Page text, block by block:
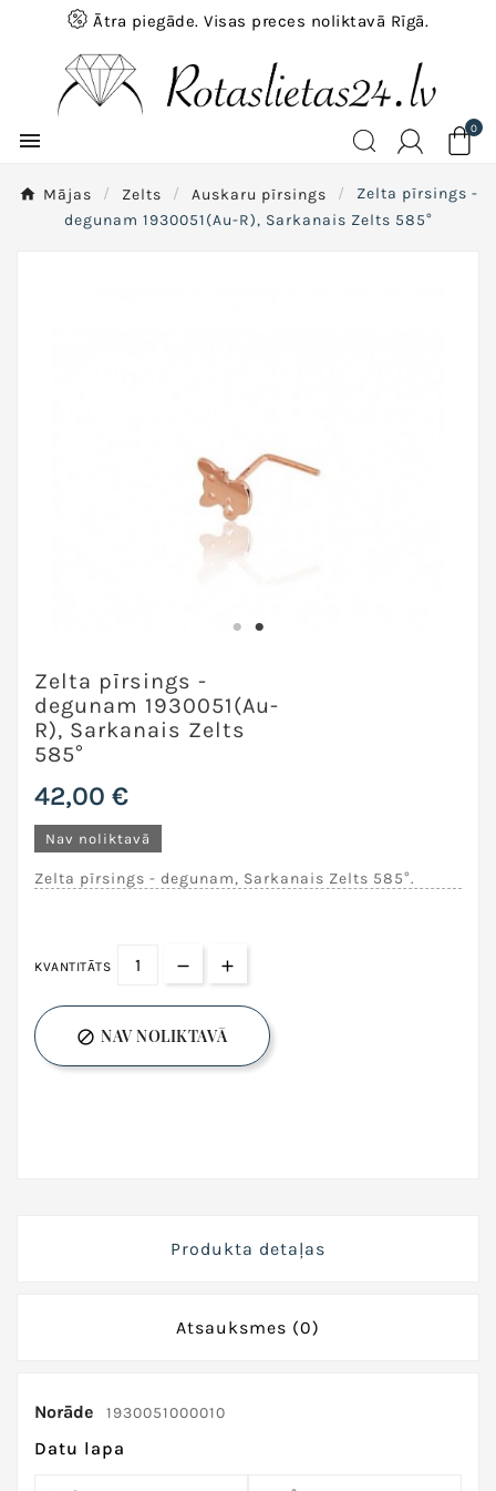
Ātra piegāde. Visas preces noliktavā Rīgā.
 0
Mājas Zelts Auskaru pīrsings
Zelta pīrsings -
degunam 1930051(Au-R), Sarkanais Zelts 585°
Zelta pīrsings -
degunam 1930051(Au-
R), Sarkanais Zelts
585°
42,00 €
Nav noliktavā
Zelta pīrsings - degunam, Sarkanais Zelts 585°.
KVANTITĀTS
 NAV NOLIKTAVĀ
Produkta detaļas
Atsauksmes (0)
Norāde 1930051000010
Datu lapa